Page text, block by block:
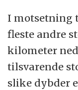
I motsetning
fleste andre
kilometer
tilsvarende
slike dybder